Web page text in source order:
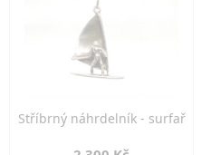
Stříbrný náhrdelník - surfař